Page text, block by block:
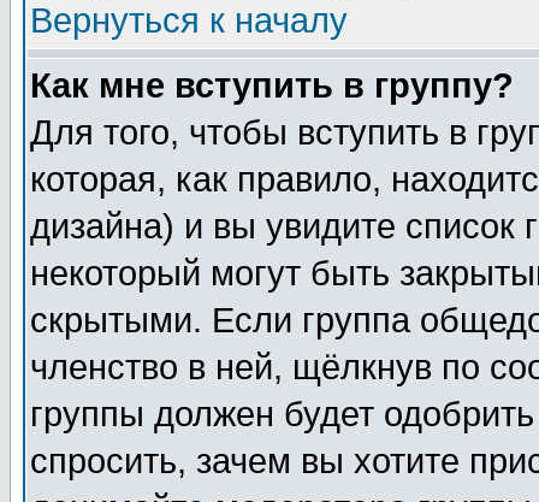
Вернуться к началу
Как мне вступить в группу?
Для того, чтобы вступить в
которая, как правило,
дизайна) и вы увидите список
некоторый могут быть
скрытыми. Если группа
членство в ней, щёлкнув по
группы должен будет
спросить, зачем вы хотите